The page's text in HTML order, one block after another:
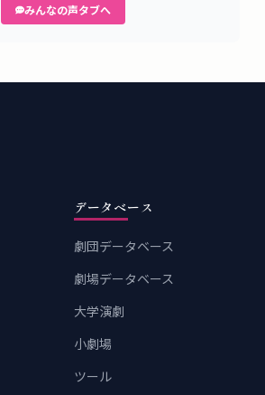
みんなの声タブへ
データベース
劇団データベース
劇場データベース
大学演劇
小劇場
ツール